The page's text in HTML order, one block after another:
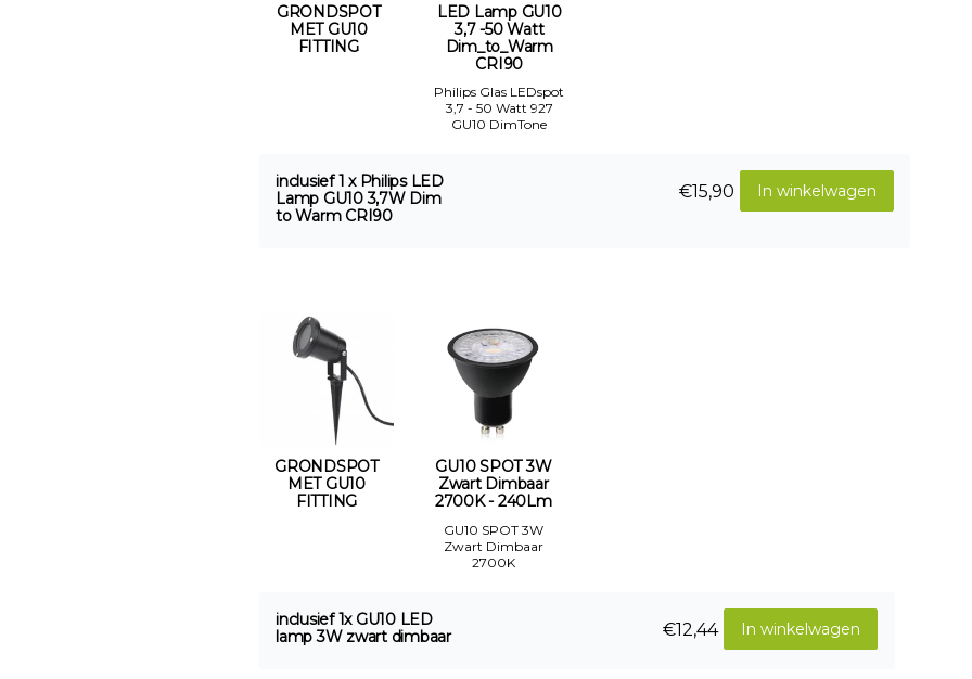
GRONDSPOT
MET GU10
FITTING
LED Lamp GU10
3,7 -50 Watt
Dim_to_Warm
CRI90
Philips Glas LEDspot
3,7 - 50 Watt 927
GU10 DimTone
inclusief 1 x Philips LED
Lamp GU10 3,7W Dim
to Warm CRI90
In winkelwagen
€15,90
GRONDSPOT
MET GU10
FITTING
GU10 SPOT 3W
Zwart Dimbaar
2700K - 240Lm
GU10 SPOT 3W
Zwart Dimbaar
2700K
inclusief 1x GU10 LED
lamp 3W zwart dimbaar
In winkelwagen
€12,44